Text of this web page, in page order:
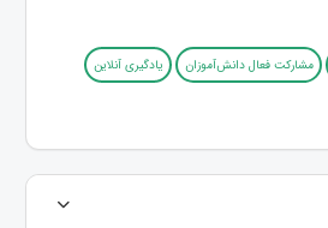
مشارکت فعال دانش‌آموزان یادگیری آنلاین